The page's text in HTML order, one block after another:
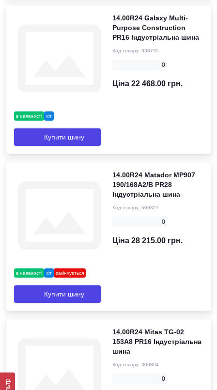
в наявності хіт
14.00R24 Galaxy Multi-
Purpose Construction
PR16 Індустріальна шина
Код товару: 338735
0
Ціна 22 468.00 грн.
Купити шину
в наявності хіт закінчується
14.00R24 Matador MP907
190/168A2/B PR28
Індустріальна шина
Код товару: 509827
0
Ціна 28 215.00 грн.
Купити шину
14.00R24 Mitas TG-02
153A8 PR16 Індустріальна
шина
Код товару: 300304
0